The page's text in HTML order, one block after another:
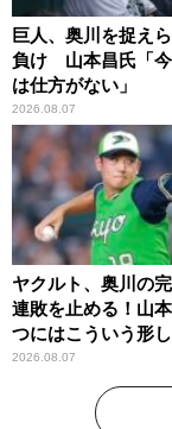
巨人、奥川を捉え
負け 山本昌氏「
は仕方がない」
2026.08.07
ヤクルト、奥川の
連敗を止める！山
つにはこういう形し
2026.08.07